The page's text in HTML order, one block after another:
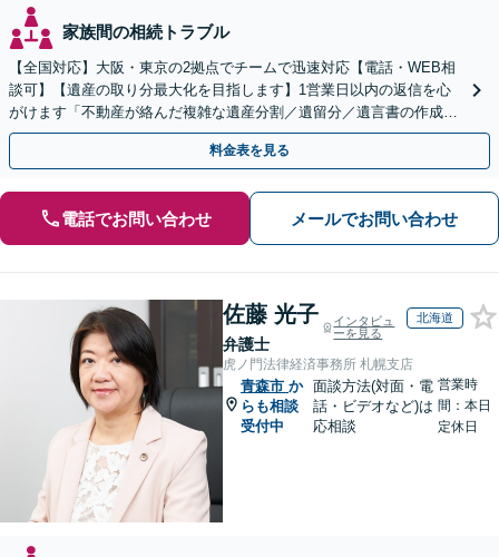
家族間の相続トラブル
【全国対応】大阪・東京の2拠点でチームで迅速対応【電話・WEB相
談可】【遺産の取り分最大化を目指します】1営業日以内の返信を心
がけます「不動産が絡んだ複雑な遺産分割／遺留分／遺言書の作成・
執行／事業承継など、お任せください」【休日相談あり】
料金表を見る
電話でお問い合わせ メールでお問い合わせ
佐藤 光子
弁護士
インタビュ
ーを見る
北海道
虎ノ門法律経済事務所 札幌支店
青森市 か
らも相談
受付中
面談方法(対面・電
話・ビデオなど)は
応相談
営業時
間：本日
定休日